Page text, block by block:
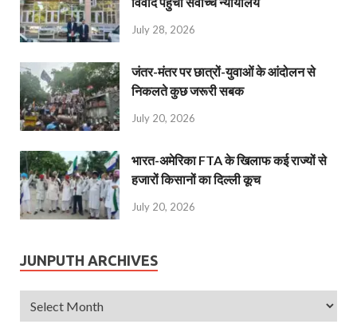
July 28, 2026
जंतर-मंतर पर छात्रों-युवाओं के आंदोलन से
निकलते कुछ जरूरी सबक
July 20, 2026
भारत-अमेरिका FTA के खिलाफ कई राज्यों से
हजारों किसानों का दिल्ली कूच
July 20, 2026
JUNPUTH ARCHIVES